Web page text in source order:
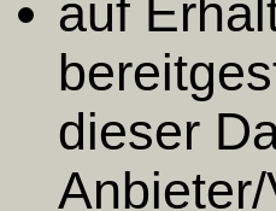
auf
dieser